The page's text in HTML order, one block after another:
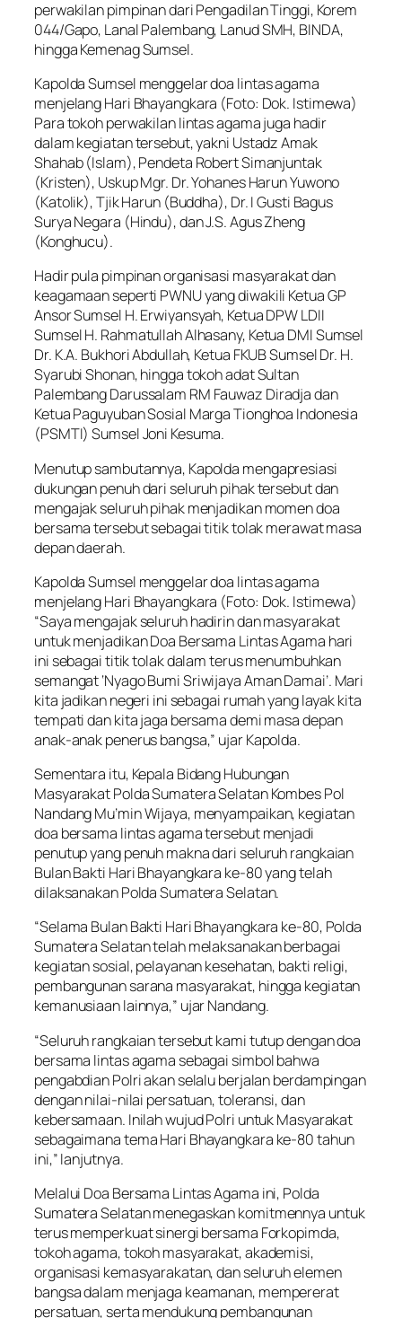
perwakilan pimpinan dari Pengadilan Tinggi, Korem
044/Gapo, Lanal Palembang, Lanud SMH, BINDA,
hingga Kemenag Sumsel.
Kapolda Sumsel menggelar doa lintas agama
menjelang Hari Bhayangkara (Foto: Dok. Istimewa)
Para tokoh perwakilan lintas agama juga hadir
dalam kegiatan tersebut, yakni Ustadz Amak
Shahab (Islam), Pendeta Robert Simanjuntak
(Kristen), Uskup Mgr. Dr. Yohanes Harun Yuwono
(Katolik), Tjik Harun (Buddha), Dr. I Gusti Bagus
Surya Negara (Hindu), dan J.S. Agus Zheng
(Konghucu).
Hadir pula pimpinan organisasi masyarakat dan
keagamaan seperti PWNU yang diwakili Ketua GP
Ansor Sumsel H. Erwiyansyah, Ketua DPW LDII
Sumsel H. Rahmatullah Alhasany, Ketua DMI Sumsel
Dr. K.A. Bukhori Abdullah, Ketua FKUB Sumsel Dr. H.
Syarubi Shonan, hingga tokoh adat Sultan
Palembang Darussalam RM Fauwaz Diradja dan
Ketua Paguyuban Sosial Marga Tionghoa Indonesia
(PSMTI) Sumsel Joni Kesuma.
Menutup sambutannya, Kapolda mengapresiasi
dukungan penuh dari seluruh pihak tersebut dan
mengajak seluruh pihak menjadikan momen doa
bersama tersebut sebagai titik tolak merawat masa
depan daerah.
Kapolda Sumsel menggelar doa lintas agama
menjelang Hari Bhayangkara (Foto: Dok. Istimewa)
“Saya mengajak seluruh hadirin dan masyarakat
untuk menjadikan Doa Bersama Lintas Agama hari
ini sebagai titik tolak dalam terus menumbuhkan
semangat ‘Nyago Bumi Sriwijaya Aman Damai’. Mari
kita jadikan negeri ini sebagai rumah yang layak kita
tempati dan kita jaga bersama demi masa depan
anak-anak penerus bangsa,” ujar Kapolda.
Sementara itu, Kepala Bidang Hubungan
Masyarakat Polda Sumatera Selatan Kombes Pol
Nandang Mu’min Wijaya, menyampaikan, kegiatan
doa bersama lintas agama tersebut menjadi
penutup yang penuh makna dari seluruh rangkaian
Bulan Bakti Hari Bhayangkara ke-80 yang telah
dilaksanakan Polda Sumatera Selatan.
“Selama Bulan Bakti Hari Bhayangkara ke-80, Polda
Sumatera Selatan telah melaksanakan berbagai
kegiatan sosial, pelayanan kesehatan, bakti religi,
pembangunan sarana masyarakat, hingga kegiatan
kemanusiaan lainnya,” ujar Nandang.
“Seluruh rangkaian tersebut kami tutup dengan doa
bersama lintas agama sebagai simbol bahwa
pengabdian Polri akan selalu berjalan berdampingan
dengan nilai-nilai persatuan, toleransi, dan
kebersamaan. Inilah wujud Polri untuk Masyarakat
sebagaimana tema Hari Bhayangkara ke-80 tahun
ini,” lanjutnya.
Melalui Doa Bersama Lintas Agama ini, Polda
Sumatera Selatan menegaskan komitmennya untuk
terus memperkuat sinergi bersama Forkopimda,
tokoh agama, tokoh masyarakat, akademisi,
organisasi kemasyarakatan, dan seluruh elemen
bangsa dalam menjaga keamanan, mempererat
persatuan, serta mendukung pembangunan